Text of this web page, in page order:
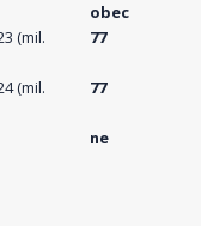
obec
(mil.
77
(mil.
77
ne